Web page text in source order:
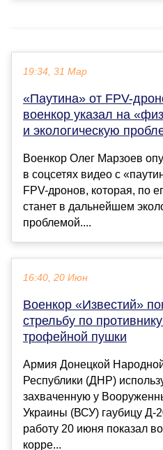
19:34, 31 Мар
«Паутина» от FPV-
военкор указал на
и экологическую
Военкор Олег Марзоев
в соцсетях видео с
FPV-дронов, которая, по
станет в дальнейшем
проблемой....
16:40, 20 Июн
Военкор «Известий»
стрельбу по
трофейной пушки
Армия Донецкой
Республики (ДНР)
захваченную у
Украины (ВСУ) гаубицу Д-
работу 20 июня показал
корре...